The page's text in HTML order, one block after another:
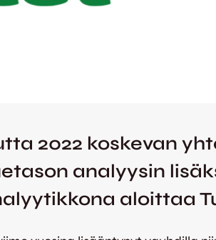
2022 koskevan
analyysin
aloittaa